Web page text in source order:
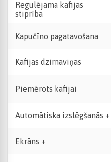
Regulējama kafijas
stiprība
Kapučīno pagatavošana
Kafijas dzirnaviņas
Piemērots kafijai
Automātiska izslēgšanās +
Ekrāns +